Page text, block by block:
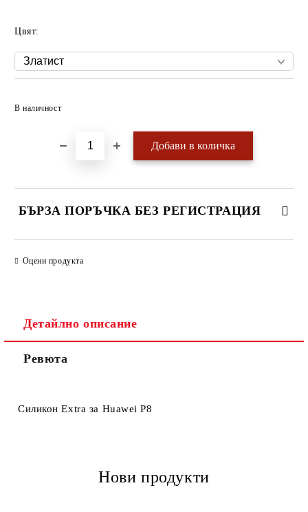
Цвят:
В наличност
БЪРЗА ПОРЪЧКА БЕЗ РЕГИСТРАЦИЯ
Оцени продукта
Детайлно описание
Ревюта
Силикон Extra за Huawei P8
Нови продукти